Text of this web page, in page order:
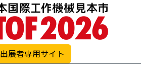
出展者専用サイト